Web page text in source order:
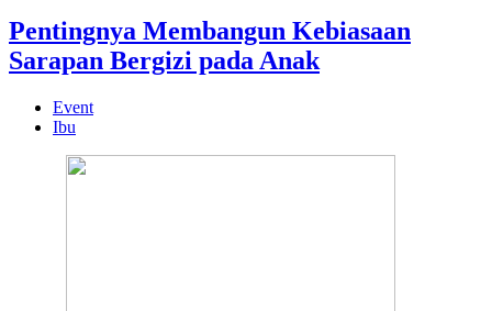
Pentingnya Membangun Kebiasaan
Sarapan Bergizi pada Anak
Event
Ibu